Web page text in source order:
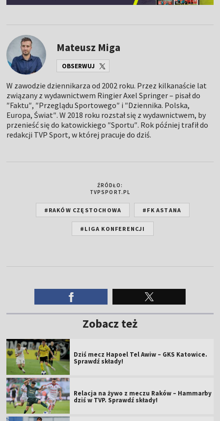
Mateusz Miga
OBSERWUJ
W zawodzie dziennikarza od 2002 roku. Przez kilkanaście lat
związany z wydawnictwem Ringier Axel Springer – pisał do
″Faktu″, ″Przeglądu Sportowego″ i ″Dziennika. Polska,
Europa, Świat″. W 2018 roku rozstał się z wydawnictwem, by
przenieść się do katowickiego ″Sportu″. Rok później trafił do
redakcji TVP Sport, w której pracuje do dziś.
ŹRÓDŁO:
TVPSPORT.PL
#RAKÓW CZĘSTOCHOWA #FK ASTANA
#LIGA KONFERENCJI
Zobacz też
Dziś mecz Hapoel Tel Awiw – GKS Katowice.
Sprawdź składy!
Relacja na żywo z meczu Raków – Hammarby
dziś w TVP. Sprawdź składy!